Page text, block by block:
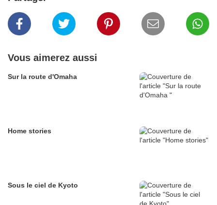
Vous aimerez aussi
Sur la route d'Omaha
Home stories
Sous le ciel de Kyoto